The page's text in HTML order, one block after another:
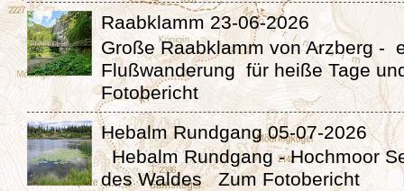
Raabklamm 23-06-2026
Große Raabklamm von Arzberg -
Flußwanderung für heiße Tage
Fotobericht
Hebalm Rundgang 05-07-2026
Hebalm Rundgang - Hochmoor
des Waldes Zum Fotobericht